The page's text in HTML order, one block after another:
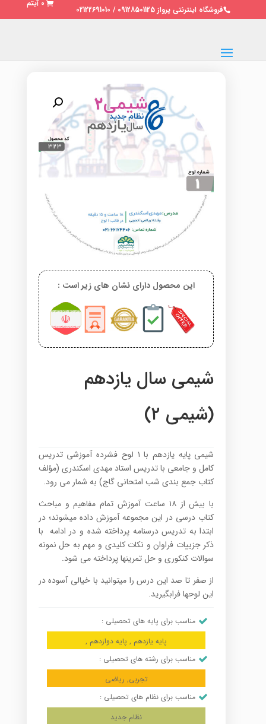
فروشگاه اینترنتی پرواز 09128501125 / 02122691010
0 آیتم
این محصول دارای نشان های زیر است :
شیمی سال یازدهم
(شیمی ۲)
شیمی پایه یازدهم با ۱ لوح فشرده آموزشی تدریس
کامل و جامعی با تدریس استاد مهدی اسکندری (مؤلف
کتاب جمع بندی شب امتحانی گاج) به شمار می­ رود.
با بیش از ۱۸ ساعت آموزش تمام مفاهیم و مباحث
کتاب درسی در این مجموعه آموزش داده می­شوند؛ در
ابتدا به تدریس درسنامه پرداخته شده و در ادامه با
ذکر جزییات فراوان و نکات کلیدی و مهم به حل نمونه
سوالات کنکوری و حل تمرین­ها پرداخته می­ شود.
از صفر تا صد این درس را می­توانید با خیالی آسوده در
این لوح­ها فرابگیرید.
مناسب برای پایه های تحصیلی :
پایه یازدهم , پایه دوازدهم ,
مناسب برای رشته های تحصیلی :
تجربی, ریاضی
مناسب برای نظام های تحصیلی :
نظام جدید